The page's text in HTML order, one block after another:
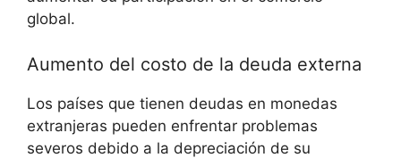
global.
Aumento⁣ del costo de la deuda externa
Los países que tienen deudas en monedas ​
extranjeras pueden enfrentar problemas
severos debido a la depreciación de su